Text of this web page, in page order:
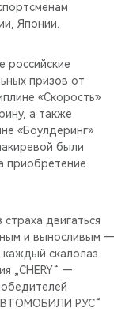
Японии.
российские
призов от
«Скорость»
а также
«Боулдеринг»
были
приобретение
двигаться
и выносливым —
скалолаз.
„CHERY“ —
РУС“